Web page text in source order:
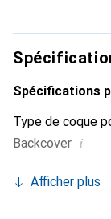
marque Noreve
exigeante.
Spécifications
Type de coque
Backcover i
Afficher plus